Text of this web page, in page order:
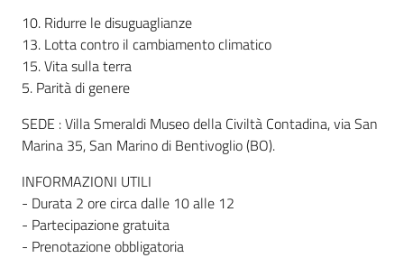
10. Ridurre le disuguaglianze
13. Lotta contro il cambiamento climatico
15. Vita sulla terra
5. Parità di genere
SEDE : Villa Smeraldi Museo della Civiltà Contadina, via San
Marina 35, San Marino di Bentivoglio (BO).
INFORMAZIONI UTILI
- Durata 2 ore circa dalle 10 alle 12
- Partecipazione gratuita
- Prenotazione obbligatoria